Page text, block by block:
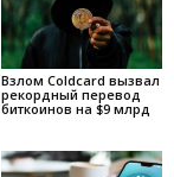
Взлом Coldcard вызвал
рекордный перевод
биткоинов на $9 млрд